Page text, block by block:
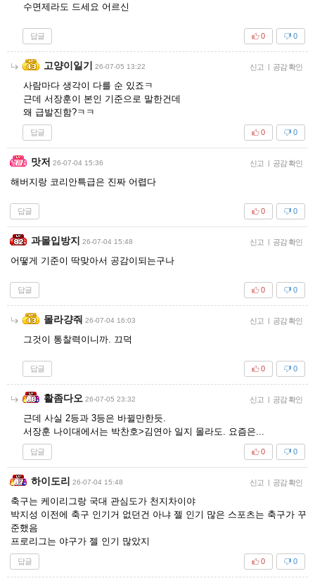
수면제라도 드세요 어르신
답글 0
0
고양이일기 26-07-05 13:22 신고 | 공감 확인
사람마다 생각이 다를 순 있죠ㅋ
근데 서장훈이 본인 기준으로 말한건데
왜 급발진함?ㅋㅋ
답글 0
0
맛저 26-07-04 15:36 신고 | 공감 확인
해버지랑 코리안특급은 진짜 어렵다
답글 0
0
과몰입방지 26-07-04 15:48 신고 | 공감 확인
어떻게 기준이 딱맞아서 공감이되는구나
답글 0
0
몰라걍줘 26-07-04 16:03 신고 | 공감 확인
그것이 통찰력이니까. 끄덕
답글 0
0
활좀다오 26-07-05 23:32 신고 | 공감 확인
근데 사실 2등과 3등은 바뀔만한듯.
서장훈 나이대에서는 박찬호>김연아 일지 몰라도. 요즘은...
답글 0
0
하이도리 26-07-04 15:48 신고 | 공감 확인
축구는 케이리그랑 국대 관심도가 천지차이야
박지성 이전에 축구 인기거 없던건 아냐 젤 인기 많은 스포츠는 축구가 꾸
준했음
프로리그는 야구가 젤 인기 많았지
답글 0
0